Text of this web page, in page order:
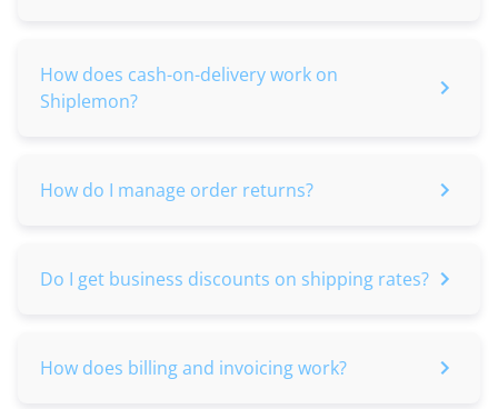
How does cash-on-delivery work on
Shiplemon?
How do I manage order returns?
Do I get business discounts on shipping rates?
How does billing and invoicing work?